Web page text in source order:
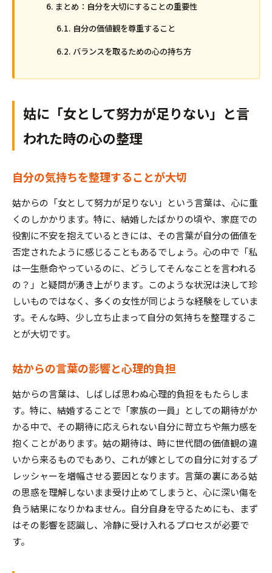
まとめ：自分を大切にすることの重要性
自分の価値観を尊重すること
バランスを取るための心の持ち方
姑に「女として努力が足りない」と言
われた時の心の整理
自分の気持ちを整理することが大切
姑からの「女として努力が足りない」という言葉は、心に重
くのしかかります。特に、結婚したばかりの頃や、家庭での
役割に不安を抱えているときには、その言葉が自分の価値を
否定されたように感じることもあるでしょう。心の中で「私
は一生懸命やっているのに、どうしてそんなことを言われる
の？」と疑問が湧き上がります。このような状況は決して珍
しいものではなく、多くの女性が同じような経験をしていま
す。そんな時、少し立ち止まって自分の気持ちを整理するこ
とが大切です。
姑からの言葉の影響と心理的負担
姑からの言葉は、しばしば思わぬ心理的負担をもたらしま
す。特に、結婚することで「家族の一員」としての期待がか
かる中で、その期待に応えられない自分に苛立ちや無力感を
抱くことがあります。姑の期待は、時に世代間の価値観の違
いから来るものでもあり、これが嫁としての自分に対するプ
レッシャーを増幅させる要因となります。言葉の裏にある姑
の思惑を理解しないまま受け止めてしまうと、心に深い傷を
負う結果になりかねません。自分自身を守るためにも、まず
はその影響を認識し、冷静に受け入れるプロセスが必要で
す。